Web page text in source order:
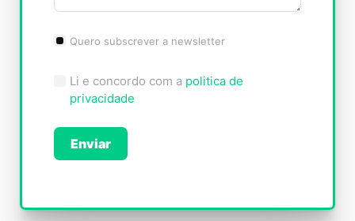
Quero subscrever a newsletter
Li e concordo com a politica de
privacidade
Enviar
l